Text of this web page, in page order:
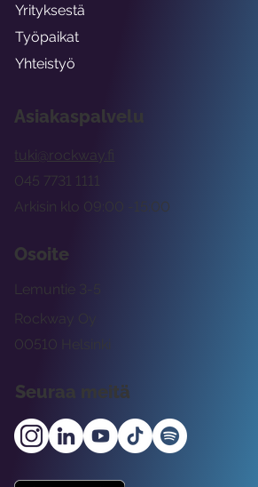
Asiakaspalvelu
tuki@rockway.fi
Arkisin klo 09:00 -15:00
045 7731 1111
Osoite
Rockway Oy
Lemuntie 3-5
00510 Helsinki
Seuraa meitä
Yrityksestä
Työpaikat
Yhteistyö